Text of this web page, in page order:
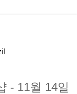
- 11월 14일